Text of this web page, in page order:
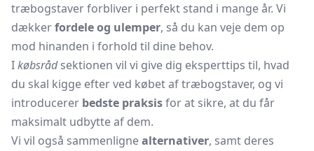
træbogstaver forbliver i perfekt stand i mange år. Vi
dækkerfordele og ulemper, så du kan veje dem op
mod hinanden i forhold til dine behov.
Ikøbsrådsektionen vil vi give dig eksperttips til, hvad
du skal kigge efter ved købet af træbogstaver, og vi
introducerer bedste praksisfor at sikre, at du får
maksimalt udbytte af dem.
Vi vil også sammenlignealternativer, samt deres